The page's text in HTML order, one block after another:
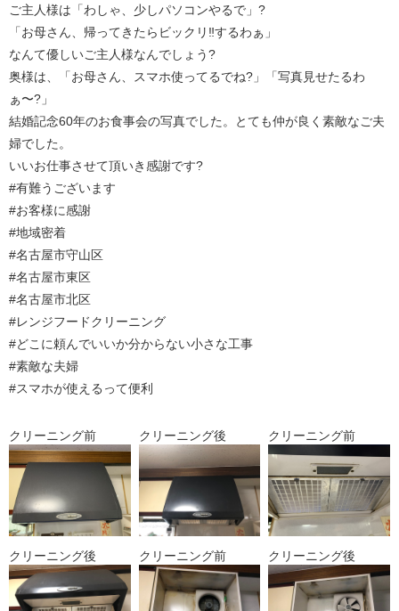
ご主人様は「わしゃ、少しパソコンやるで」?
「お母さん、帰ってきたらビックリ‼️するわぁ」
なんて優しいご主人様なんでしょう?
奥様は、「お母さん、スマホ使ってるでね?」「写真見せたるわ
ぁ〜?」
結婚記念60年のお食事会の写真でした。とても仲が良く素敵なご夫
婦でした。
いいお仕事させて頂いき感謝です?
#有難うございます
#お客様に感謝
#地域密着
#名古屋市守山区
#名古屋市東区
#名古屋市北区
#レンジフードクリーニング
#どこに頼んでいいか分からない小さな工事
#素敵な夫婦
#スマホが使えるって便利
クリーニング前 クリーニング後 クリーニング前
クリーニング後 クリーニング前 クリーニング後